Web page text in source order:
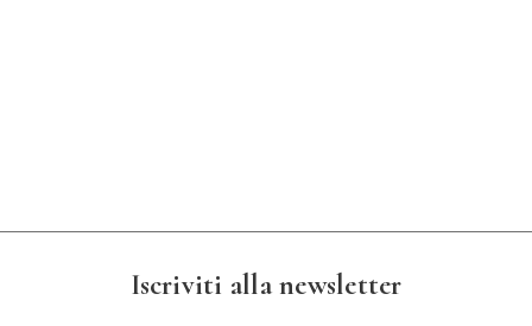
Iscriviti alla newsletter